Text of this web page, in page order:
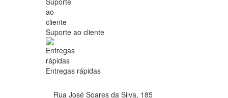
Suporte ao cliente
Entregas rápidas
Rua José Soares da Silva, 185